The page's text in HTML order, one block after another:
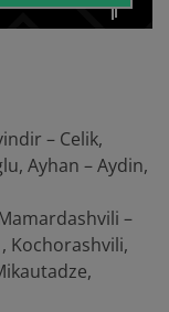
– Celik,
Ayhan – Aydin,
–
Kochorashvili,